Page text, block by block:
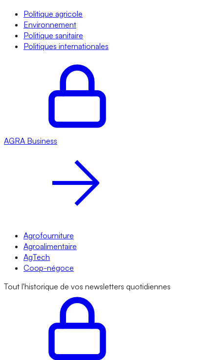
Politique agricole
Environnement
Politique sanitaire
Politiques internationales
AGRA Business
Agrofourniture
Agroalimentaire
AgTech
Coop-négoce
Tout l'historique de vos newsletters quotidiennes